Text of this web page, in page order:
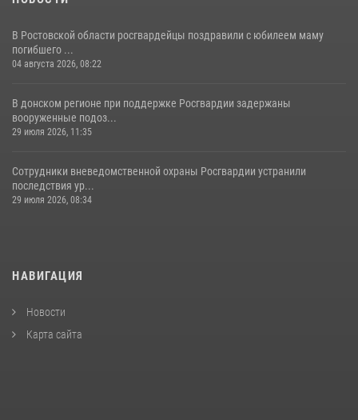
В Ростовской области росгвардейцы поздравили с юбилеем маму
погибшего ...
04 августа 2026, 08:22
В донском регионе при поддержке Росгвардии задержаны
вооруженные подоз...
29 июля 2026, 11:35
Сотрудники вневедомственной охраны Росгвардии устранили
последствия ур...
29 июля 2026, 08:34
НАВИГАЦИЯ
Новости
Карта сайта